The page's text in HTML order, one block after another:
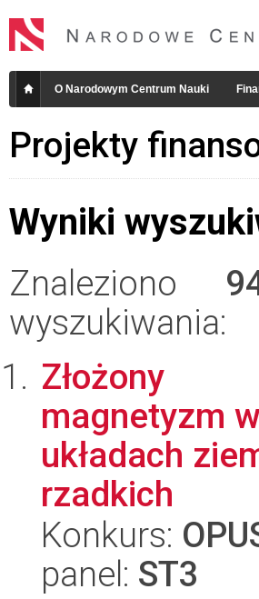
O Narodowym Centrum Nauki
Projekty
Wyniki
Znaleziono
wyszukiwania:
Złożony
magnetyzm w
układach
rzadkich
Konkurs:
panel: ST3